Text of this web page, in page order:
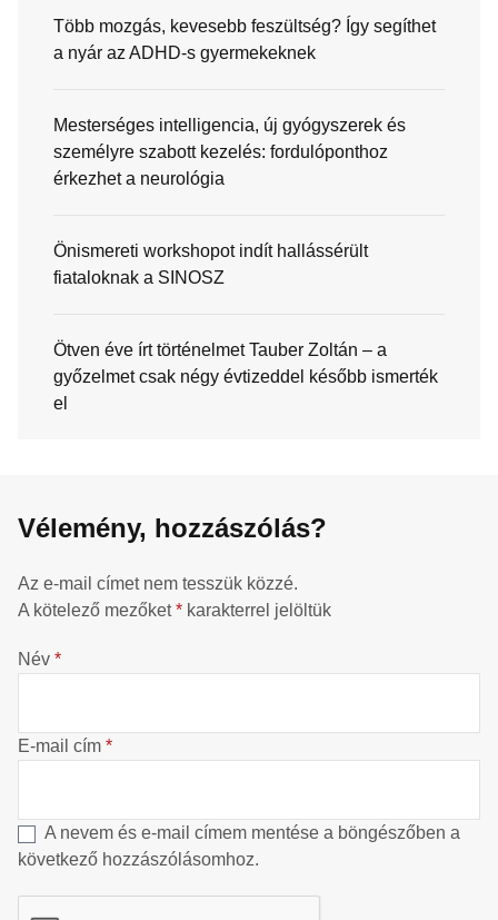
Több mozgás, kevesebb feszültség? Így segíthet
a nyár az ADHD-s gyermekeknek
Mesterséges intelligencia, új gyógyszerek és
személyre szabott kezelés: fordulóponthoz
érkezhet a neurológia
Önismereti workshopot indít hallássérült
fiataloknak a SINOSZ
Ötven éve írt történelmet Tauber Zoltán – a
győzelmet csak négy évtizeddel később ismerték
el
Vélemény, hozzászólás?
Az e-mail címet nem tesszük közzé.
A kötelező mezőket* karakterrel jelöltük
Név *
E-mail cím *
A nevem és e-mail címem mentése a böngészőben a
következő hozzászólásomhoz.